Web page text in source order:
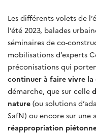
Les différents volets de
l’été 2023, balades
séminaires de co-
mobilisations d’experts
préconisations qui
continuer à faire vivre la
démarche, que sur celle
nature (ou solutions
SafN) ou encore sur une
réappropriation